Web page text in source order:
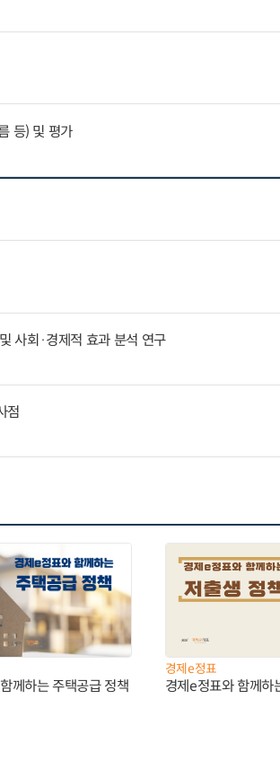
등) 및 평가
사회·경제적 효과 분석 연구
점
께하는 주택공급 정책
경제e정표
경제e정표와 함께하